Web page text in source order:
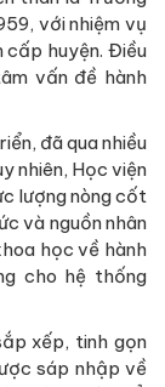
với nhiệm vụ
cấp huyện. Điều
vấn đề hành
đã qua nhiều
nhiên, Học viện
lượng nòng cốt
và nguồn nhân
học về hành
cho hệ thống
xếp, tinh gọn
sáp nhập về